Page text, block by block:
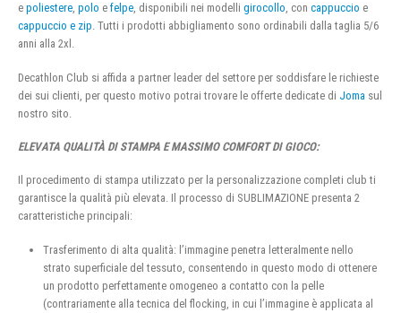
e poliestere, polo e felpe, disponibili nei modelli girocollo, con cappuccio e
cappuccio e zip. Tutti i prodotti abbigliamento sono ordinabili dalla taglia 5/6
anni alla 2xl.
Decathlon Club si affida a partner leader del settore per soddisfare le richieste
dei sui clienti, per questo motivo potrai trovare le offerte dedicate di Joma sul
nostro sito.
ELEVATA QUALITÀ DI STAMPA E MASSIMO COMFORT DI GIOCO:
Il procedimento di stampa utilizzato per la personalizzazione completi club ti
garantisce la qualità più elevata. Il processo di SUBLIMAZIONE presenta 2
caratteristiche principali:
Trasferimento di alta qualità: l’immagine penetra letteralmente nello
strato superficiale del tessuto, consentendo in questo modo di ottenere
un prodotto perfettamente omogeneo a contatto con la pelle
(contrariamente alla tecnica del flocking, in cui l’immagine è applicata al